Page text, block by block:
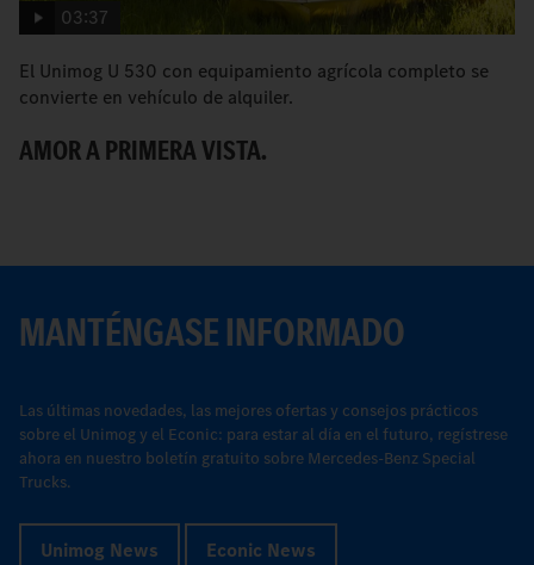
03:37
El Unimog U 530 con equipamiento agrícola completo se
convierte en vehículo de alquiler.
AMOR A PRIMERA VISTA.
MANTÉNGASE INFORMADO
Las últimas novedades, las mejores ofertas y consejos prácticos
sobre el Unimog y el Econic: para estar al día en el futuro, regístrese
ahora en nuestro boletín gratuito sobre Mercedes-Benz Special
Trucks.
Unimog News Econic News